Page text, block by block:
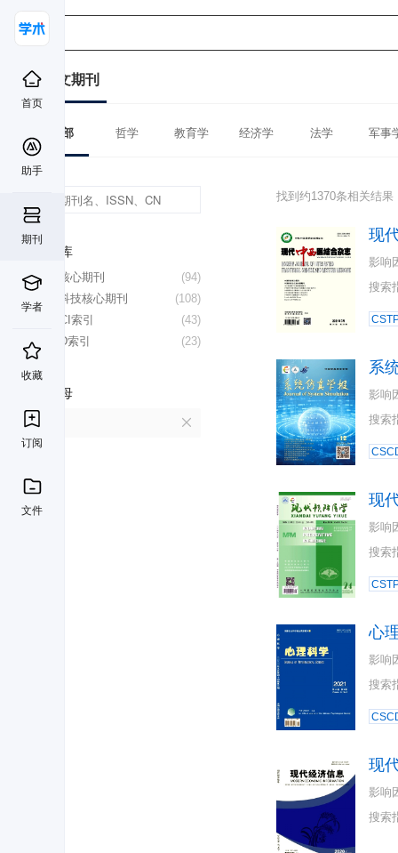
首页
助手
期刊
学者
收藏
订阅
文件
中文期刊
全部 哲学 教育学 经济学 法学 军事
数据库
(94)
北大核心期刊
(108)
中国科技核心期刊
(43)
CSSCI索引
(23)
CSCD索引
首字母
找到约1370条相关结果
现
影响
搜索
系
影响
搜索
现
影响
搜索
心
影响
搜索
现
影响
搜索